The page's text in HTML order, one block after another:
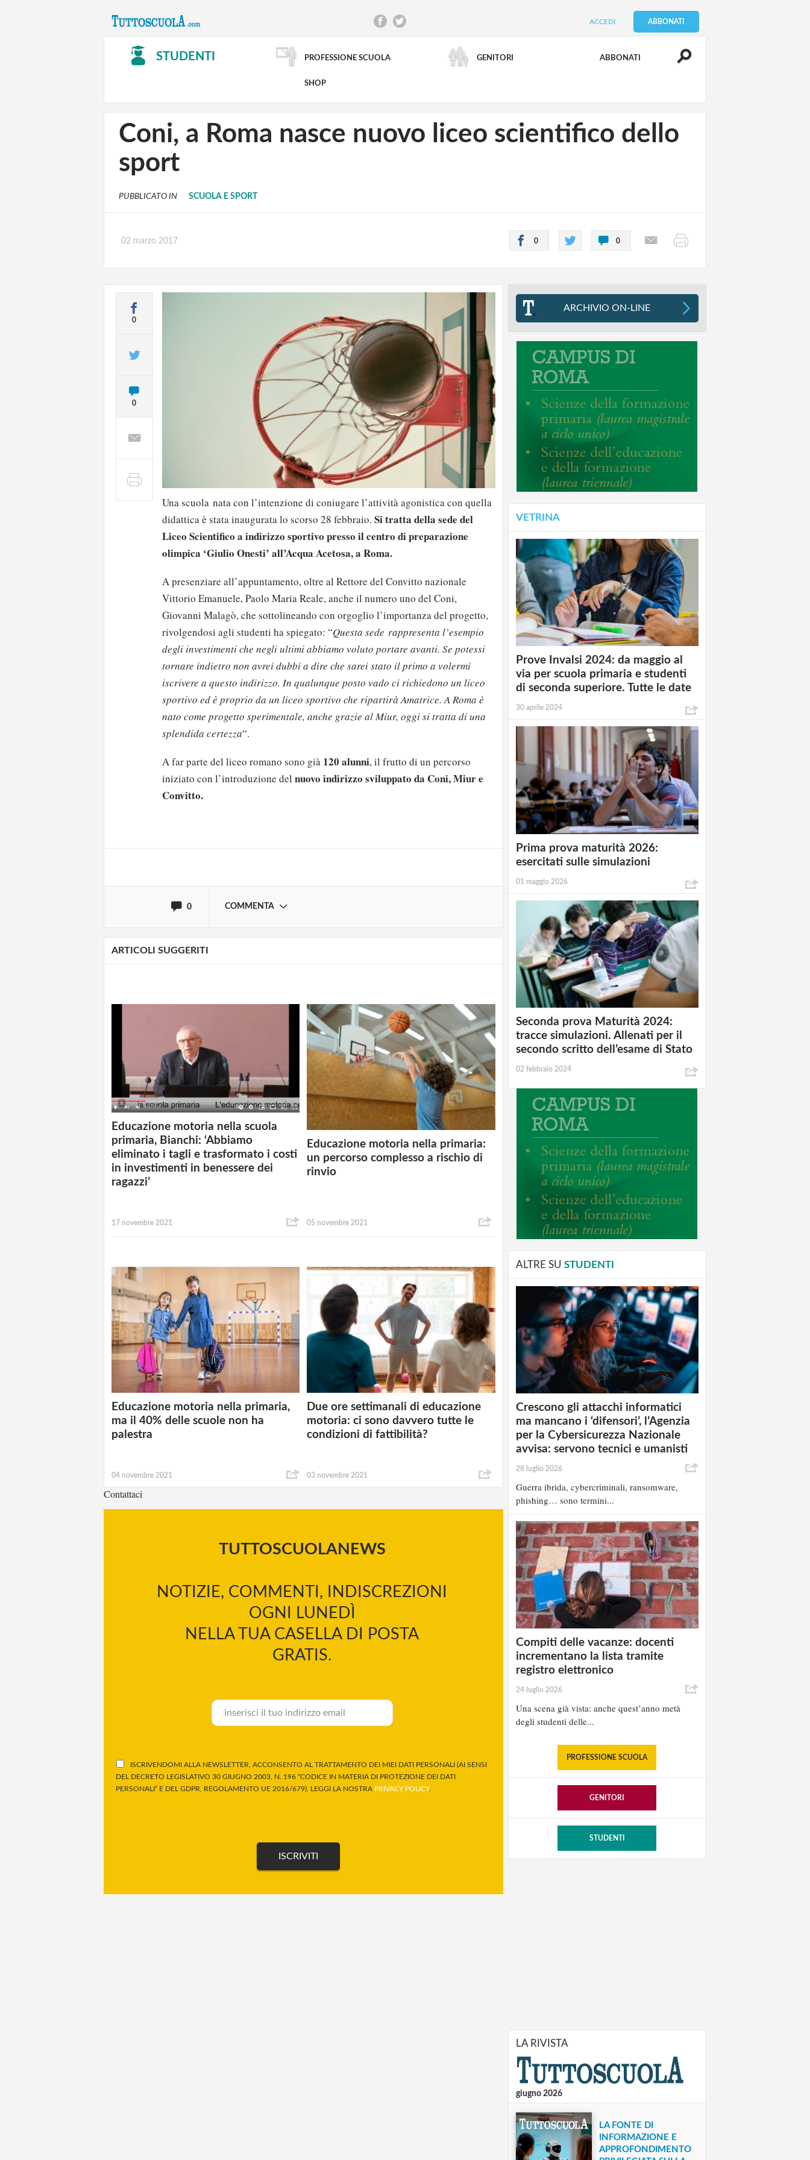
ACCEDI ABBONATI
STUDENTI PROFESSIONE SCUOLA GENITORI ABBONATI
SHOP
Coni, a Roma nasce nuovo liceo scientifico dello
sport
PUBBLICATO IN SCUOLA E SPORT
02 marzo 2017 0 0
0
0
Una scuola nata con l’intenzione di coniugare l’attività agonistica con quella
didattica è stata inaugurata lo scorso 28 febbraio. Si tratta della sede del
Liceo Scientifico a indirizzo sportivo presso il centro di preparazione
olimpica ‘Giulio Onesti’ all’Acqua Acetosa, a Roma.
A presenziare all’appuntamento, oltre al Rettore del Convitto nazionale
Vittorio Emanuele, Paolo Maria Reale, anche il numero uno del Coni,
Giovanni Malagò, che sottolineando con orgoglio l’importanza del progetto,
rivolgendosi agli studenti ha spiegato: “Questa sede rappresenta l’esempio
degli investimenti che negli ultimi abbiamo voluto portare avanti. Se potessi
tornare indietro non avrei dubbi a dire che sarei stato il primo a volermi
iscrivere a questo indirizzo. In qualunque posto vado ci richiedono un liceo
sportivo ed è proprio da un liceo sportivo che ripartirà Amatrice. A Roma è
nato come progetto sperimentale, anche grazie al Miur, oggi si tratta di una
splendida certezza“.
A far parte del liceo romano sono già 120 alunni, il frutto di un percorso
iniziato con l’introduzione del nuovo indirizzo sviluppato da Coni, Miur e
Convitto.
0 COMMENTA
Solo gli utenti registrati possono commentare!
ARTICOLI SUGGERITI
Educazione motoria nella scuola
primaria, Bianchi: ‘Abbiamo
eliminato i tagli e trasformato i costi
in investimenti in benessere dei
ragazzi’
17 novembre 2021
Educazione motoria nella primaria:
un percorso complesso a rischio di
rinvio
05 novembre 2021
Educazione motoria nella primaria,
ma il 40% delle scuole non ha
palestra
04 novembre 2021
Due ore settimanali di educazione
motoria: ci sono davvero tutte le
condizioni di fattibilità?
03 novembre 2021
Contattaci
TUTTOSCUOLANEWS
NOTIZIE, COMMENTI, INDISCREZIONI
OGNI LUNEDÌ
NELLA TUA CASELLA DI POSTA
GRATIS.
ISCRIVENDOMI ALLA NEWSLETTER, ACCONSENTO AL TRATTAMENTO DEI MIEI DATI PERSONALI (AI SENSI
DEL DECRETO LEGISLATIVO 30 GIUGNO 2003, N. 196 “CODICE IN MATERIA DI PROTEZIONE DEI DATI
PERSONALI” E DEL GDPR, REGOLAMENTO UE 2016/679). LEGGI LA NOSTRA PRIVACY POLICY.
ARCHIVIO ON-LINE
VETRINA
Prove Invalsi 2024: da maggio al
via per scuola primaria e studenti
di seconda superiore. Tutte le date
30 aprile 2024
Prima prova maturità 2026:
esercitati sulle simulazioni
01 maggio 2026
Seconda prova Maturità 2024:
tracce simulazioni. Allenati per il
secondo scritto dell’esame di Stato
02 febbraio 2024
ALTRE SU STUDENTI
Crescono gli attacchi informatici
ma mancano i ‘difensori’, l’Agenzia
per la Cybersicurezza Nazionale
avvisa: servono tecnici e umanisti
28 luglio 2026
Guerra ibrida, cybercriminali, ransomware,
phishing… sono termini...
Compiti delle vacanze: docenti
incrementano la lista tramite
registro elettronico
24 luglio 2026
Una scena già vista: anche quest’anno metà
degli studenti delle...
PROFESSIONE SCUOLA
GENITORI
STUDENTI
LA RIVISTA
giugno 2026
LA FONTE DI
INFORMAZIONE E
APPROFONDIMENTO